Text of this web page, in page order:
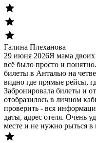
Галина Плеханова
29 июня 2026Я мама двоих
всё было просто и
билеты в Анталью на
видно где прямые рейсы,
Забронировала билеты и
отобразилось в личном
проверить - вся
даты, адрес отеля. Очень
месте и не нужно рыться в